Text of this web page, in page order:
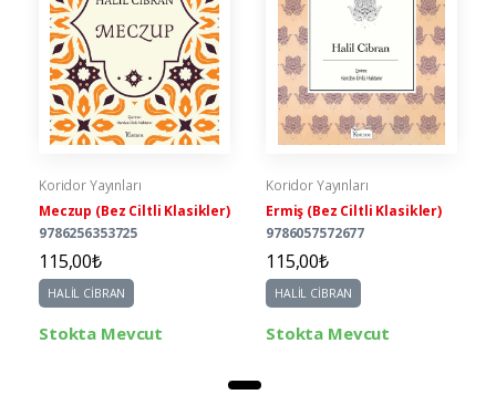
Koridor Yayınları
Meczup (Bez Ciltli Klasikler)
9786256353725
115,00₺
HALİL CİBRAN
Stokta Mevcut
Koridor Yayınları
Ermiş (Bez Ciltli Klasikler)
9786057572677
115,00₺
HALİL CİBRAN
Stokta Mevcut